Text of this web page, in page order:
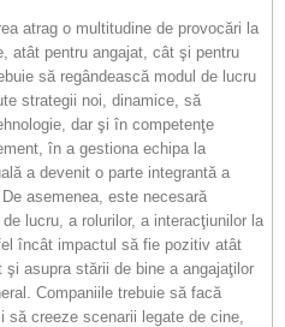
atrag o multitudine de provocări la
atât pentru angajat, cât şi pentru
să regândească modul de lucru
strategii noi, dinamice, să
dar şi în competenţe
în a gestiona echipa la
a devenit o parte integrantă a
asemenea, este necesară
lucru, a rolurilor, a interacţiunilor la
încât impactul să fie pozitiv atât
asupra stării de bine a angajaţilor
Companiile trebuie să facă
să creeze scenarii legate de cine,